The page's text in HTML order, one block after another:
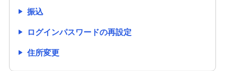
振込
ログインパスワードの再設定
住所変更